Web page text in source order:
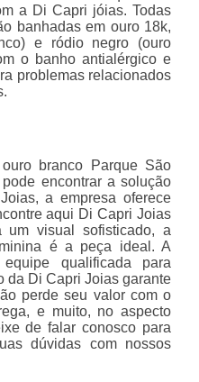
a Di Capri jóias. Todas
banhadas em ouro 18k,
e ródio negro (ouro
o banho antialérgico e
problemas relacionados
branco Parque São
encontrar a solução
a empresa oferece
aqui Di Capri Joias
um visual sofisticado, a
é a peça ideal. A
qualificada para
da Di Capri Joias garante
perde seu valor com o
e muito, no aspecto
de falar conosco para
dúvidas com nossos